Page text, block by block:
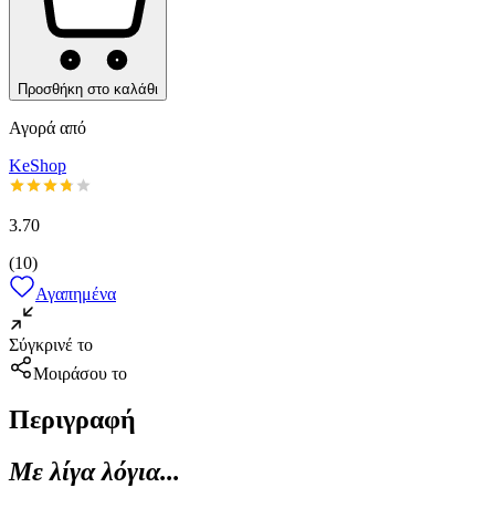
Προσθήκη στο καλάθι
Αγορά από
KeShop
3.70
(10)
Αγαπημένα
Σύγκρινέ το
Μοιράσου το
Περιγραφή
Με λίγα λόγια...